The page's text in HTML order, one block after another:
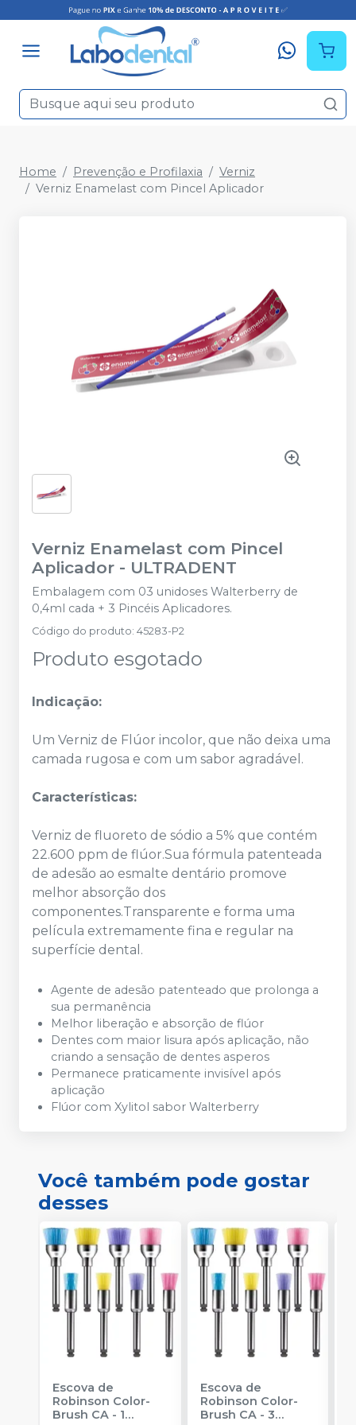
Home Prevenção e Profilaxia
Verniz
Verniz Enamelast com Pincel Aplicador
Verniz Enamelast com Pincel
Aplicador - ULTRADENT
Embalagem com 03 unidoses Walterberry de
0,4ml cada + 3 Pincéis Aplicadores.
Código do produto: 45283-P2
Produto esgotado
Indicação:
Um Verniz de Flúor incolor, que não deixa uma
camada rugosa e com um sabor agradável.
Características:
Verniz de fluoreto de sódio a 5% que contém
22.600 ppm de flúor.Sua fórmula patenteada
de adesão ao esmalte dentário promove
melhor absorção dos
componentes.Transparente e forma uma
película extremamente fina e regular na
superfície dental.
Agente de adesão patenteado que prolonga a
sua permanência
Melhor liberação e absorção de flúor
Dentes com maior lisura após aplicação, não
criando a sensação de dentes asperos
Permanece praticamente invisível após
aplicação
Flúor com Xylitol sabor Walterberry
Você também pode gostar
desses
Escova de
Robinson Color-
Brush CA - 1
Escova de
Robinson Color-
Brush CA - 3